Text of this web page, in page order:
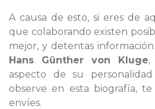
A causa de esto, si eres de
que colaborando existen
mejor, y detentas
Hans Günther von Kluge,
aspecto de su
observe en esta biografía,
envíes.